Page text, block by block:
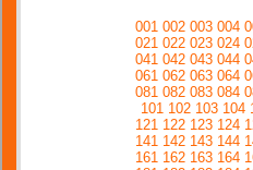
001 002 003 004
021 022 023 024
041 042 043 044
061 062 063 064
081 082 083 084
101 102 103 104
121 122 123 124
141 142 143 144
161 162 163 164